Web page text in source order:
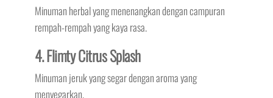
Minuman herbal yang menenangkan dengan campuran
rempah-rempah yang kaya rasa.
4. Flimty Citrus Splash
Minuman jeruk yang segar dengan aroma yang
menyegarkan.